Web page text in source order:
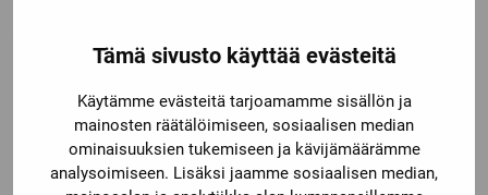
Tämä sivusto käyttää evästeitä
Käytämme evästeitä tarjoamamme sisällön ja
mainosten räätälöimiseen, sosiaalisen median
ominaisuuksien tukemiseen ja kävijämäärämme
analysoimiseen. Lisäksi jaamme sosiaalisen median,